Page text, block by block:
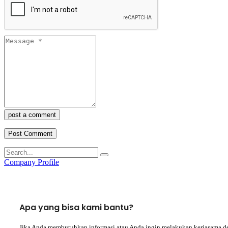
post a comment
Company Profile
Apa yang bisa kami bantu?